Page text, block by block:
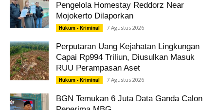
Pengelola Homestay Reddorz Near
Mojokerto Dilaporkan
Hukum - Kriminal 7 Agustus 2026
Perputaran Uang Kejahatan Lingkungan
Capai Rp994 Triliun, Diusulkan Masuk
RUU Perampasan Aset
Hukum - Kriminal 7 Agustus 2026
BGN Temukan 6 Juta Data Ganda Calon